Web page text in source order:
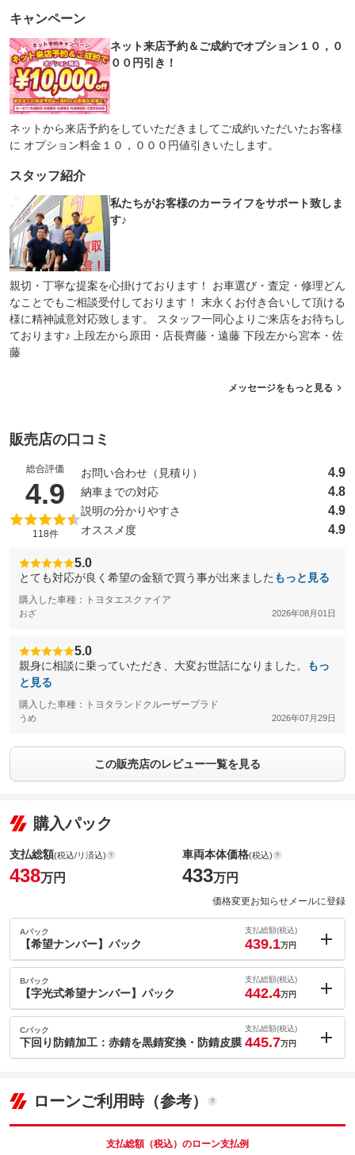
キャンペーン
ネット来店予約＆ご成約でオプション１０，０
００円引き！
ネットから来店予約をしていただきましてご成約いただいたお客様
に オプション料金１０，０００円値引きいたします。
スタッフ紹介
私たちがお客様のカーライフをサポート致しま
す♪
親切・丁寧な提案を心掛けております！ お車選び・査定・修理どん
なことでもご相談受付しております！ 末永くお付き合いして頂ける
様に精神誠意対応致します。 スタッフ一同心よりご来店をお待ちし
ております♪ 上段左から原田・店長齊藤・遠藤 下段左から宮本・佐
藤
メッセージをもっと見る
販売店の口コミ
総合評価
4.9 （5点満点中）
118件
お問い合わせ（見積り） 4.9
納車までの対応 4.8
説明の分かりやすさ 4.9
オススメ度 4.9
5.0
とても対応が良く希望の金額で買う事が出来ました もっと見る
購入した車種：トヨタエスクァイア
おざ 2026年08月01日
5.0
親身に相談に乗っていただき、大変お世話になりました。
もっ
と見る
購入した車種：トヨタランドクルーザープラド
うめ 2026年07月29日
この販売店のレビュー一覧を見る
購入パック
支払総額(税込/リ済込)
438万円
車両本体価格(税込)
433万円
価格変更お知らせメールに登録
Aパック
【希望ナンバー】パック
支払総額(税込)
439.1万円
内：オプシ
ョン価格
(税込)
車両本体価
433万円
パック内容
す。※人気の数字等は、抽選になることがございます。ご了承く
Bパック
【字光式希望ナンバー】パック
支払総額(税込)
442.4万円
内：オプシ
ョン価格
(税込)
車両本体価
Cパック
下回り防錆加工：赤錆を黒錆変換・防錆皮膜
支払総額(税込)
445.7万円
車両本体価
433
ローンご利用時（参考）
支払総額（税込）のローン支払例